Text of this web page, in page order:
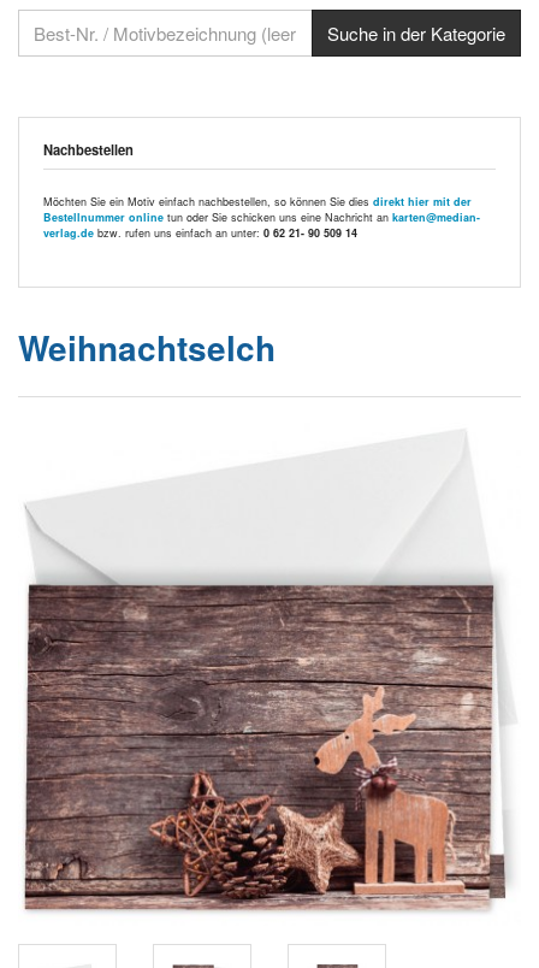
Nachbestellen
Möchten Sie ein Motiv einfach nachbestellen, so können Sie dies direkt hier mit der
Bestellnummer online tun oder Sie schicken uns eine Nachricht an karten@median-
verlag.de bzw. rufen uns einfach an unter: 0 62 21- 90 509 14
Weihnachtselch